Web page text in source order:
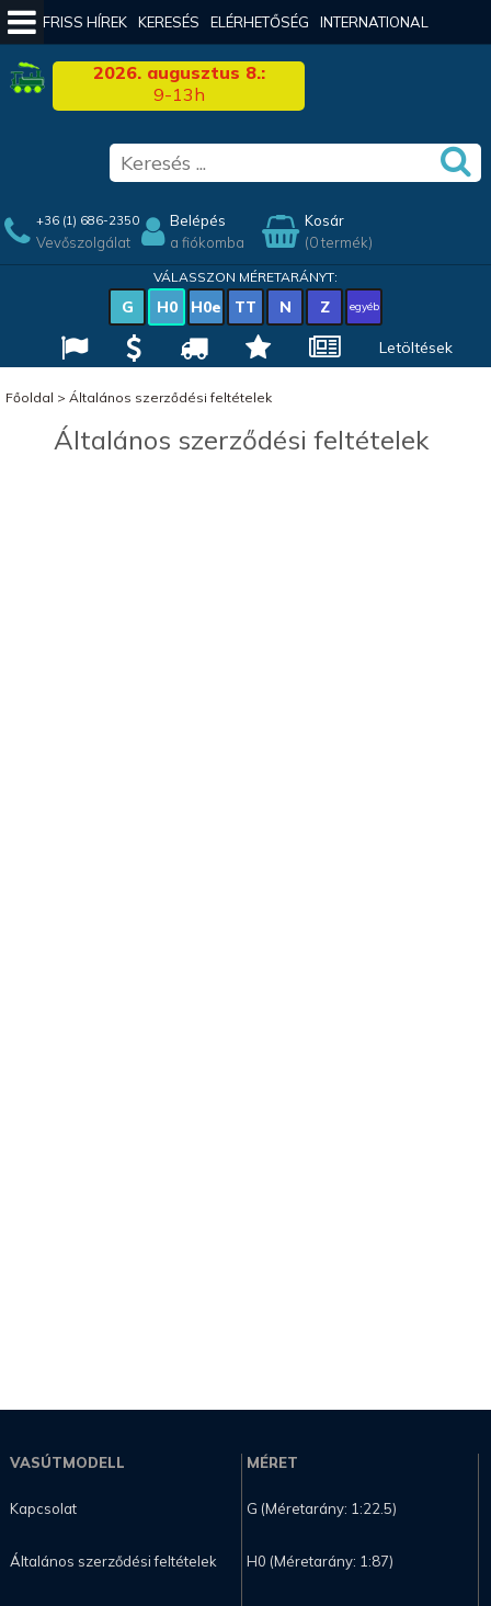
FRISS HÍREK KERESÉS ELÉRHETŐSÉG INTERNATIONAL
2026. augusztus 8.:
9-13h
+36 (1) 686-2350
Vevőszolgálat
Belépés
a fiókomba
Kosár
(0 termék)
VÁLASSZON MÉRETARÁNYT:
G H0 H0e TT N Z egyéb
Letöltések
Főoldal > Általános szerződési feltételek
Általános szerződési feltételek
VASÚTMODELL
Kapcsolat
Általános szerződési feltételek
MÉRET
G (Méretarány: 1:22.5)
H0 (Méretarány: 1:87)